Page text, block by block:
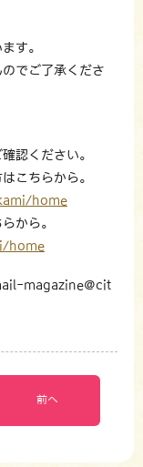
す。
でご了承くださ
認ください。
こちらから。
home
から。
home
magazine@cit
前へ